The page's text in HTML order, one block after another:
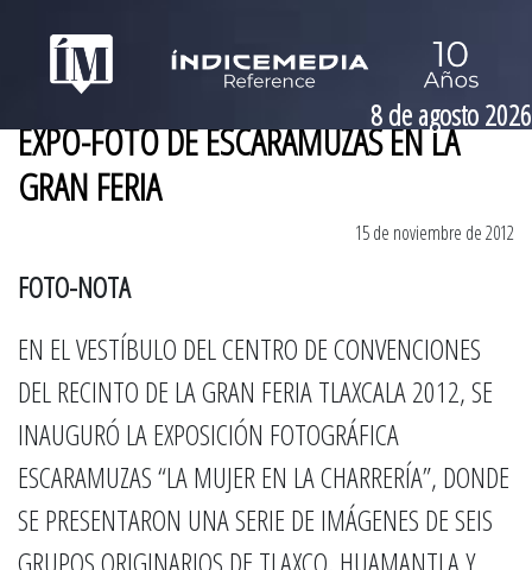
8 de agosto 2026
EXPO-FOTO DE ESCARAMUZAS EN LA
GRAN FERIA
15 de noviembre de 2012
FOTO-NOTA
EN EL VESTÍBULO DEL CENTRO DE CONVENCIONES
DEL RECINTO DE LA GRAN FERIA TLAXCALA 2012, SE
INAUGURÓ LA EXPOSICIÓN FOTOGRÁFICA
ESCARAMUZAS “LA MUJER EN LA CHARRERÍA”, DONDE
SE PRESENTARON UNA SERIE DE IMÁGENES DE SEIS